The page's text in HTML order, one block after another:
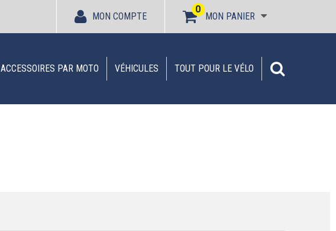
MON PANIER
0
MON COMPTE
ACCESSOIRES PAR MOTO VÉHICULES TOUT POUR LE VÉLO